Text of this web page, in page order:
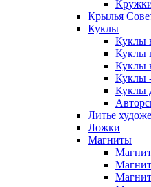
Крылья
Куклы
Куклы
Куклы
Куклы
Куклы
Куклы
Литье
Ложки
Магниты